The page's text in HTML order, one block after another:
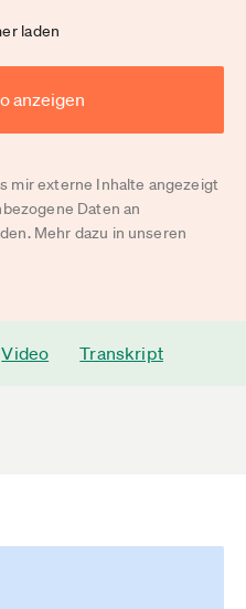
laden
anzeigen
mir externe Inhalte angezeigt
Daten an
Mehr dazu in unseren
Video Transkript